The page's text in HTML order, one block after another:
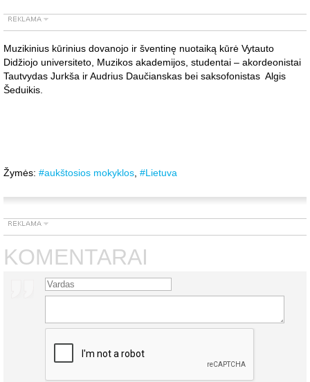
Muzikinius kūrinius dovanojo ir šventinę nuotaiką kūrė Vytauto
Didžiojo universiteto, Muzikos akademijos, studentai – akordeonistai
Tautvydas Jurkša ir Audrius Daučianskas bei saksofonistas Algis
Šeduikis.
Žymės: #aukštosios mokyklos, #Lietuva
KOMENTARAI